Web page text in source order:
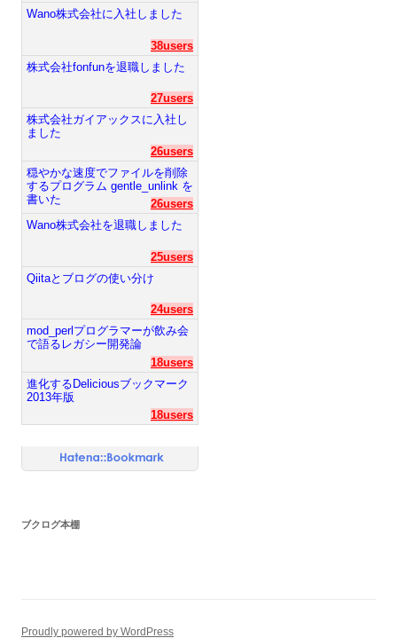
Wano株式会社に入社しました
38users
株式会社fonfunを退職しました
27users
株式会社ガイアックスに入社し
ました
26users
穏やかな速度でファイルを削除
するプログラム gentle_unlink を
書いた
26users
Wano株式会社を退職しました
25users
Qiitaとブログの使い分け
24users
mod_perlプログラマーが飲み会
で語るレガシー開発論
18users
進化するDeliciousブックマーク
2013年版
18users
ブクログ本棚
Proudly powered by WordPress